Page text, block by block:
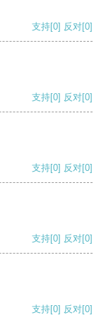
支持[0] 反对[0]
支持[0] 反对[0]
支持[0] 反对[0]
支持[0] 反对[0]
支持[0] 反对[0]